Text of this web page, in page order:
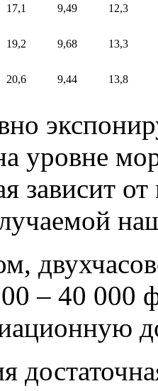
17,1 9,49 12,3
19,2 9,68 13,3
20,6 9,44 13,8
уровне
зависит
– 40 000